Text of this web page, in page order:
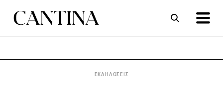
ΕΚΔΗΛΩΣΕΙΣ